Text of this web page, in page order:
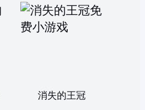
消失的王冠